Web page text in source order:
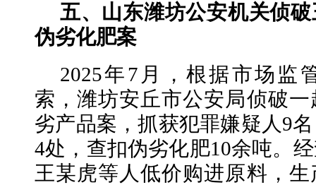
五、山东潍坊公安机关侦
伪劣化肥案
2025年7月，根据市场监
索，潍坊安丘市公安局侦破
劣产品案，抓获犯罪嫌疑人9
4处，查扣伪劣化肥10余吨。
王某虎等人低价购进原料，